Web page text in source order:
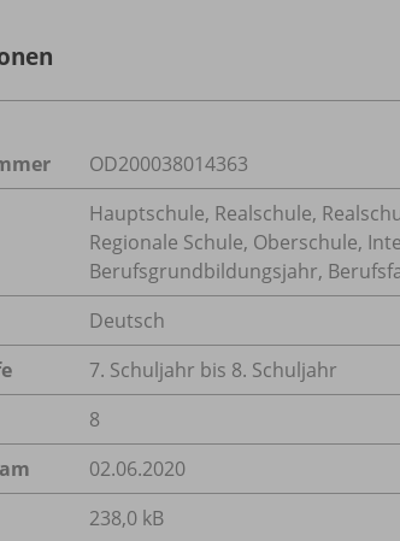
OD200038014363
Hauptschule, Realschule,
Regionale Schule, Oberschule,
Berufsgrundbildungsjahr,
Deutsch
7. Schuljahr bis 8. Schuljahr
8
02.06.2020
238,0 kB